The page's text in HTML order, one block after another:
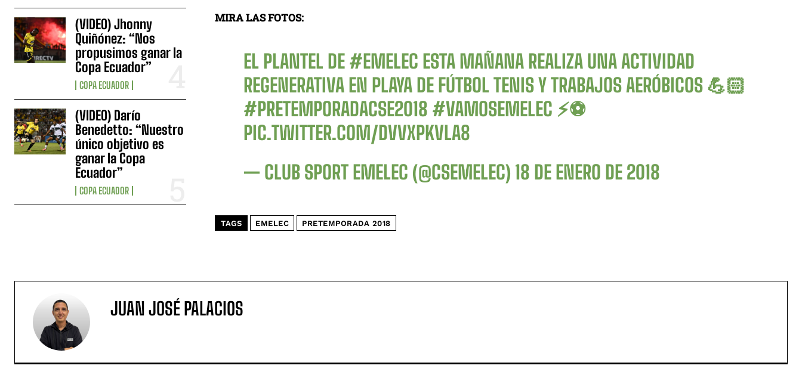
(VIDEO) Jhonny
Quiñónez: “Nos
propusimos ganar la
Copa Ecuador”
COPA ECUADOR
(VIDEO) Darío
Benedetto: “Nuestro
único objetivo es
ganar la Copa
Ecuador”
COPA ECUADOR
MIRA LAS FOTOS:
EL PLANTEL DE #EMELEC ESTA MAÑANA REALIZA UNA ACTIVIDAD
REGENERATIVA EN PLAYA DE FÚTBOL TENIS Y TRABAJOS AERÓBICOS 💪🏻
#PRETEMPORADACSE2018 #VAMOSEMELEC ⚡️⚽️
PIC.TWITTER.COM/DVVXPKVLA8
— CLUB SPORT EMELEC (@CSEMELEC) 18 DE ENERO DE 2018
TAGS EMELEC PRETEMPORADA 2018
JUAN JOSÉ PALACIOS